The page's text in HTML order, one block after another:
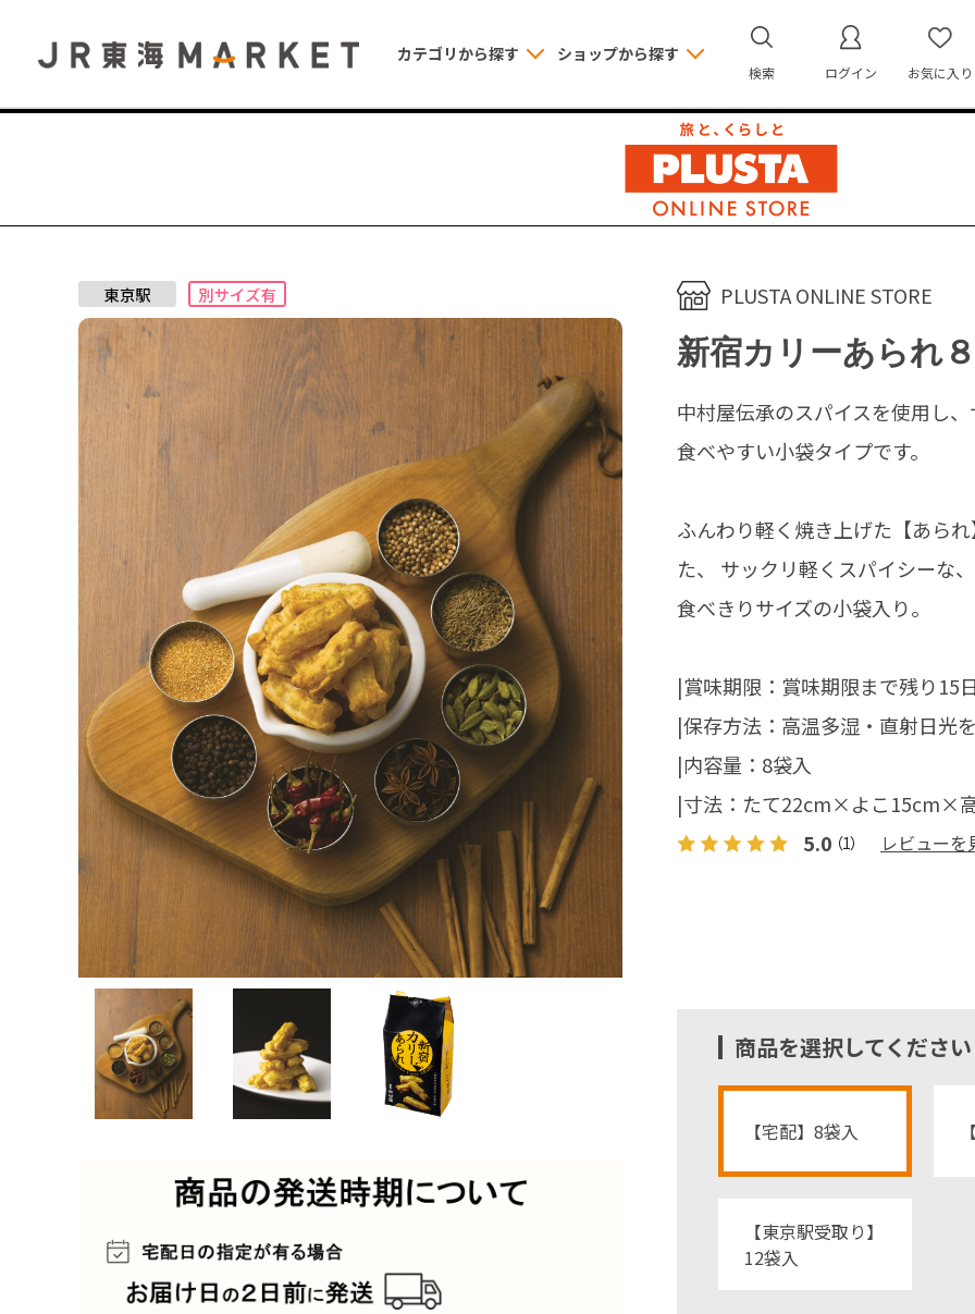
カテゴリから探す ショップから探す
検索 ログイン お気に入り
PLUSTA ONLINE STORE
新宿カリーあられ
商品を選択してください
【宅配】8袋入
【東京駅受取り】
12袋入
中村屋伝承のスパイスを使用し
食べやすい小袋タイプです。
ふんわり軽く焼き上げた【あら
た、 サックリ軽くスパイシーな
食べきりサイズの小袋入り。
|賞味期限：賞味期限まで残り15
|保存方法：高温多湿・直射日光
|内容量：8袋入
|寸法：たて22cm×よこ15cm×
5.0 （1） レビューを